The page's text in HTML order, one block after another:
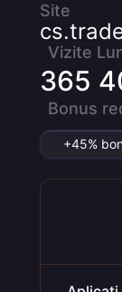
Site
Vizite
365
Bonus
+45%